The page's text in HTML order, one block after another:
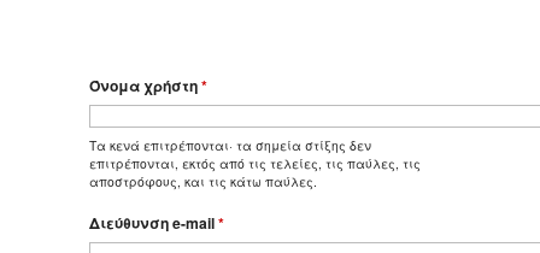
Όνομα χρήστη*
Τα κενά επιτρέπονται· τα σημεία στίξης δεν
επιτρέπονται, εκτός από τις τελείες, τις παύλες, τις
αποστρόφους, και τις κάτω παύλες.
Διεύθυνση e-mail*